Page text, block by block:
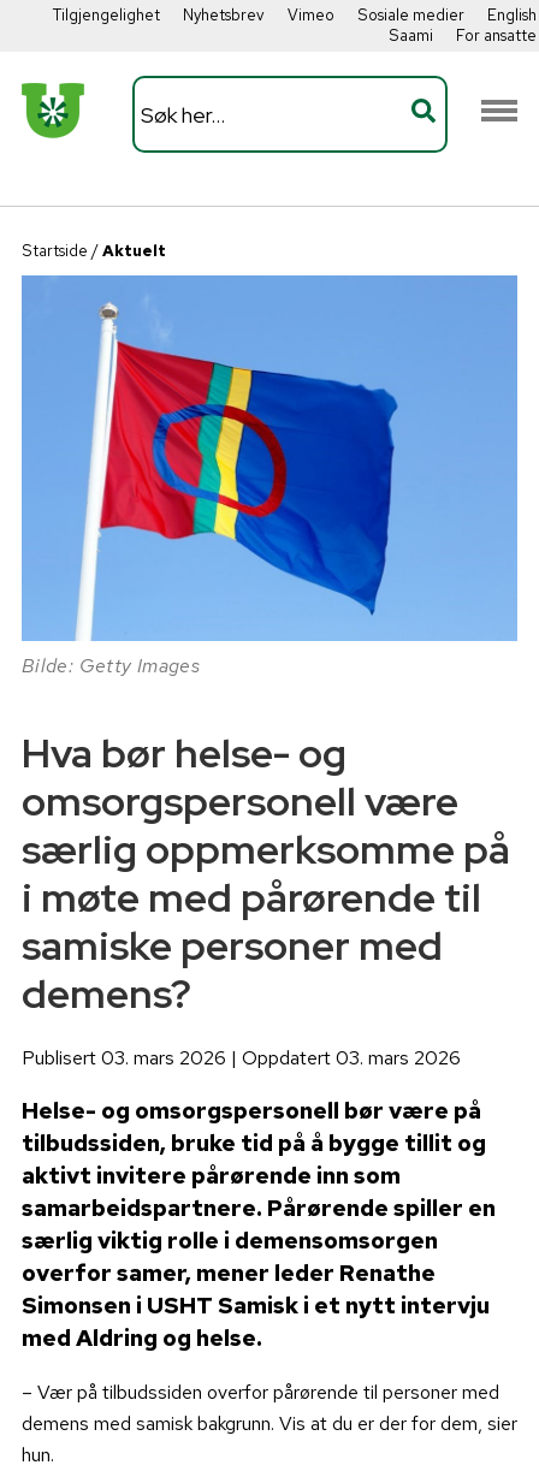
Tilgjengelighet Nyhetsbrev Vimeo Sosiale medier
English
Saami
For ansatte
Startside /Aktuelt
Bilde: Getty Images
Hva bør helse- og
omsorgspersonell være
særlig oppmerksomme på
i møte med pårørende til
samiske personer med
demens?
Publisert 03. mars 2026 | Oppdatert 03. mars 2026
Helse- og omsorgspersonell bør være på
tilbudssiden, bruke tid på å bygge tillit og
aktivt invitere pårørende inn som
samarbeidspartnere. Pårørende spiller en
særlig viktig rolle i demensomsorgen
overfor samer, mener leder Renathe
Simonsen i USHT Samisk i et nytt intervju
med Aldring og helse.
– Vær på tilbudssiden overfor pårørende til personer med
demens med samisk bakgrunn. Vis at du er der for dem, sier
hun.